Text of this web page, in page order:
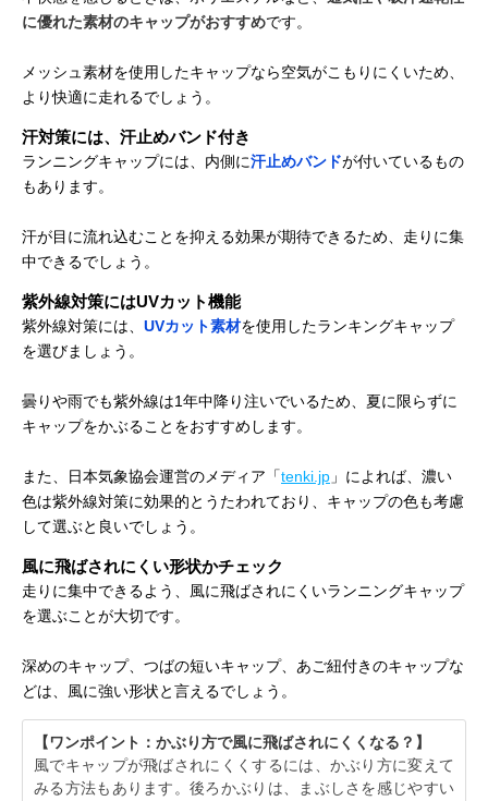
に優れた素材のキャップがおすすめです。
メッシュ素材を使用したキャップなら空気がこもりにくいため、
より快適に走れるでしょう。
汗対策には、汗止めバンド付き
ランニングキャップには、内側に汗止めバンドが付いているもの
もあります。
汗が目に流れ込むことを抑える効果が期待できるため、走りに集
中できるでしょう。
紫外線対策にはUVカット機能
紫外線対策には、 UVカット素材を使用したランキングキャップ
を選びましょう。
曇りや雨でも紫外線は1年中降り注いでいるため、夏に限らずに
キャップをかぶることをおすすめします。
また、日本気象協会運営のメディア「tenki.jp 」によれば、濃い
色は紫外線対策に効果的とうたわれており、キャップの色も考慮
して選ぶと良いでしょう。
風に飛ばされにくい形状かチェック
走りに集中できるよう、風に飛ばされにくいランニングキャップ
を選ぶことが大切です。
深めのキャップ、つばの短いキャップ、あご紐付きのキャップな
どは、風に強い形状と言えるでしょう。
【ワンポイント：かぶり方で風に飛ばされにくくなる？】
風でキャップが飛ばされにくくするには、かぶり方に変えて
みる方法もあります。後ろかぶりは、まぶしさを感じやすい